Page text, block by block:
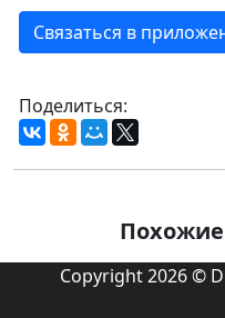
Связаться в
Поделиться:
Copyright 2026 ©